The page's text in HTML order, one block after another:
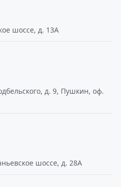
шоссе, д. 13А
д. 9, Пушкин, оф.
шоссе, д. 28А